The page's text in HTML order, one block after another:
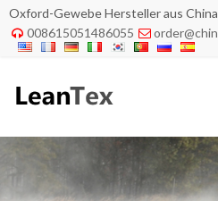
Oxford-Gewebe Hersteller aus China
 008615051486055 